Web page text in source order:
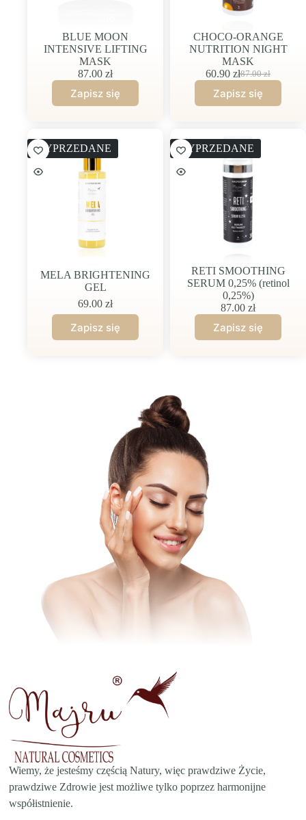
BLUE MOON
INTENSIVE LIFTING
MASK
87.00 zł
CHOCO-ORANGE
NUTRITION NIGHT
MASK
87.00zł
Pierwotna
cena
wynosiła:
60.90 złAktualna
cena
wynosi:
WYPRZEDANE
MELA BRIGHTENING
GEL
69.00 zł
WYPRZEDANE
RETI SMOOTHING
SERUM 0,25% (retinol
0,25%)
87.00 zł
Wiemy, że jesteśmy częścią Natury, więc prawdziwe Życie,
prawdziwe Zdrowie jest możliwe tylko poprzez harmonijne
współistnienie.